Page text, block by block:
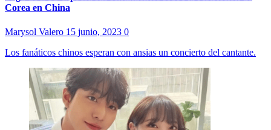
Corea en China
Marysol Valero 15 junio, 2023 0
Los fanáticos chinos esperan con ansias un concierto del cantante.